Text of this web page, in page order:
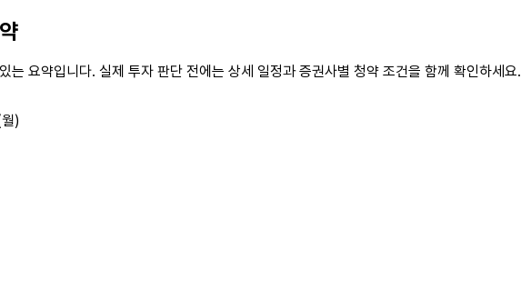
는 요약입니다. 실제 투자 판단 전에는 상세 일정과 증권사별 청약 조건을 함께 확인하세요.
)